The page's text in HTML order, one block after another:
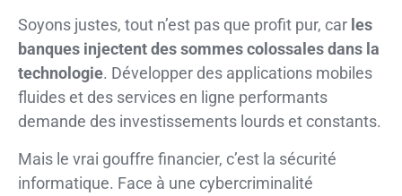
Soyons justes, tout n’est pas que profit pur, car les
banques injectent des sommes colossales dans la
technologie. Développer des applications mobiles
fluides et des services en ligne performants
demande des investissements lourds et constants.
Mais le vrai gouffre financier, c’est la sécurité
informatique. Face à une cybercriminalité